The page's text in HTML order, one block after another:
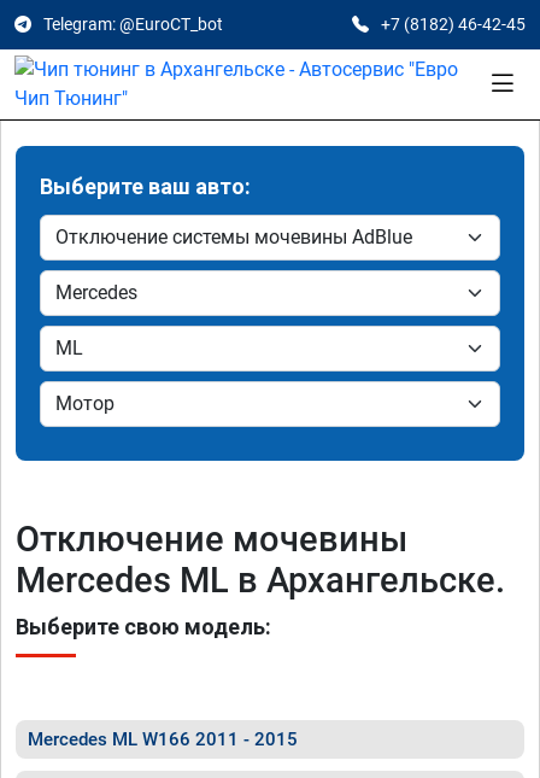
Telegram: @EuroCT_bot +7 (8182) 46-42-45
Выберите ваш авто:
Отключение мочевины
Mercedes ML в Архангельске.
Выберите свою модель:
Mercedes ML W166 2011 - 2015